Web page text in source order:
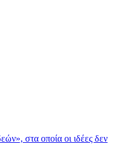
στα οποία οι ιδέες δεν